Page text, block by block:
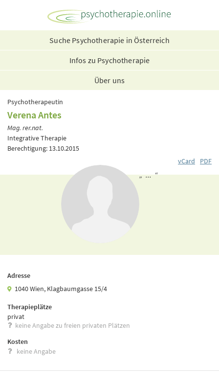
Suche Psychotherapie in Österreich
Infos zu Psychotherapie
Über uns
Psychotherapeutin
Verena Antes
Mag. rer.nat.
Integrative Therapie
Berechtigung: 13.10.2015
vCard
PDF
„ ... “
Adresse
1040 Wien, Klagbaumgasse 15/4
Therapieplätze
privat
keine Angabe zu freien privaten Plätzen
Kosten
keine Angabe